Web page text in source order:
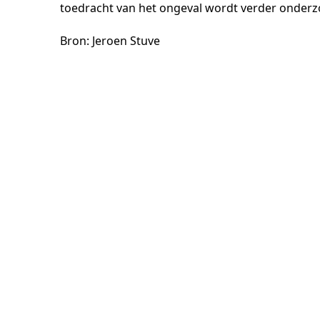
toedracht van het ongeval wordt verder
Bron: Jeroen Stuve